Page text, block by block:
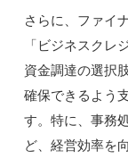
さらに、ファイ
「ビジネスクレ
資金調達の選択
確保できるよう
す。特に、事務
ど、経営効率を